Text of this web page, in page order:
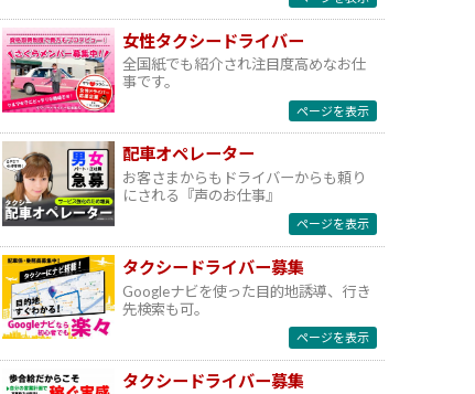
女性タクシードライバー
全国紙でも紹介され注目度高めなお仕
事です。
ページを表示
配車オペレーター
お客さまからもドライバーからも頼り
にされる『声のお仕事』
ページを表示
タクシードライバー募集
Googleナビを使った目的地誘導、行き
先検索も可。
ページを表示
タクシードライバー募集